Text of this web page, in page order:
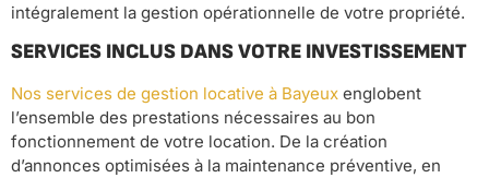
intégralement la gestion opérationnelle de votre propriété.
SERVICES INCLUS DANS VOTRE INVESTISSEMENT
Nos services de gestion locative à Bayeux englobent
l’ensemble des prestations nécessaires au bon
fonctionnement de votre location. De la création
d’annonces optimisées à la maintenance préventive, en